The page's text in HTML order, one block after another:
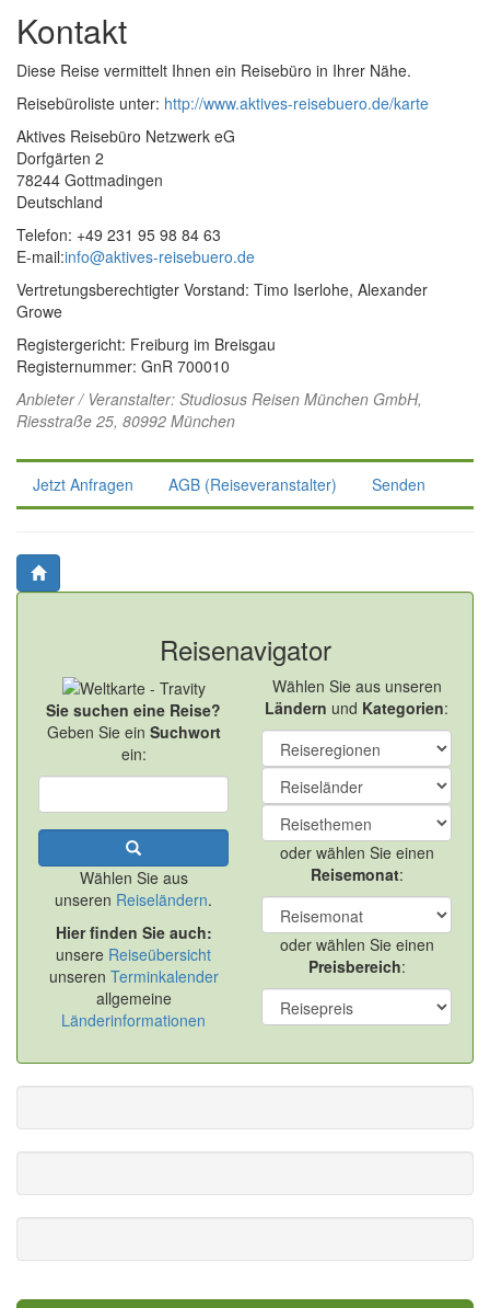
Kontakt
Diese Reise vermittelt Ihnen ein Reisebüro in Ihrer Nähe.
Reisebüroliste unter: http://www.aktives-reisebuero.de/karte
Aktives Reisebüro Netzwerk eG
Dorfgärten 2
78244 Gottmadingen
Deutschland
Telefon: +49 231 95 98 84 63
E-mail:info@aktives-reisebuero.de
Vertretungsberechtigter Vorstand: Timo Iserlohe, Alexander
Growe
Registergericht: Freiburg im Breisgau
Registernummer: GnR 700010
Anbieter / Veranstalter: Studiosus Reisen München GmbH,
Riesstraße 25, 80992 München
Jetzt Anfragen AGB (Reiseveranstalter) Senden
Reisenavigator
Sie suchen eine Reise?
Geben Sie ein Suchwort
ein:
Wählen Sie aus
unseren Reiseländern.
Hier finden Sie auch:
unsere Reiseübersicht
unseren Terminkalender
allgemeine
Länderinformationen
Wählen Sie aus unseren
Ländern und Kategorien:
oder wählen Sie einen
Reisemonat:
oder wählen Sie einen
Preisbereich: